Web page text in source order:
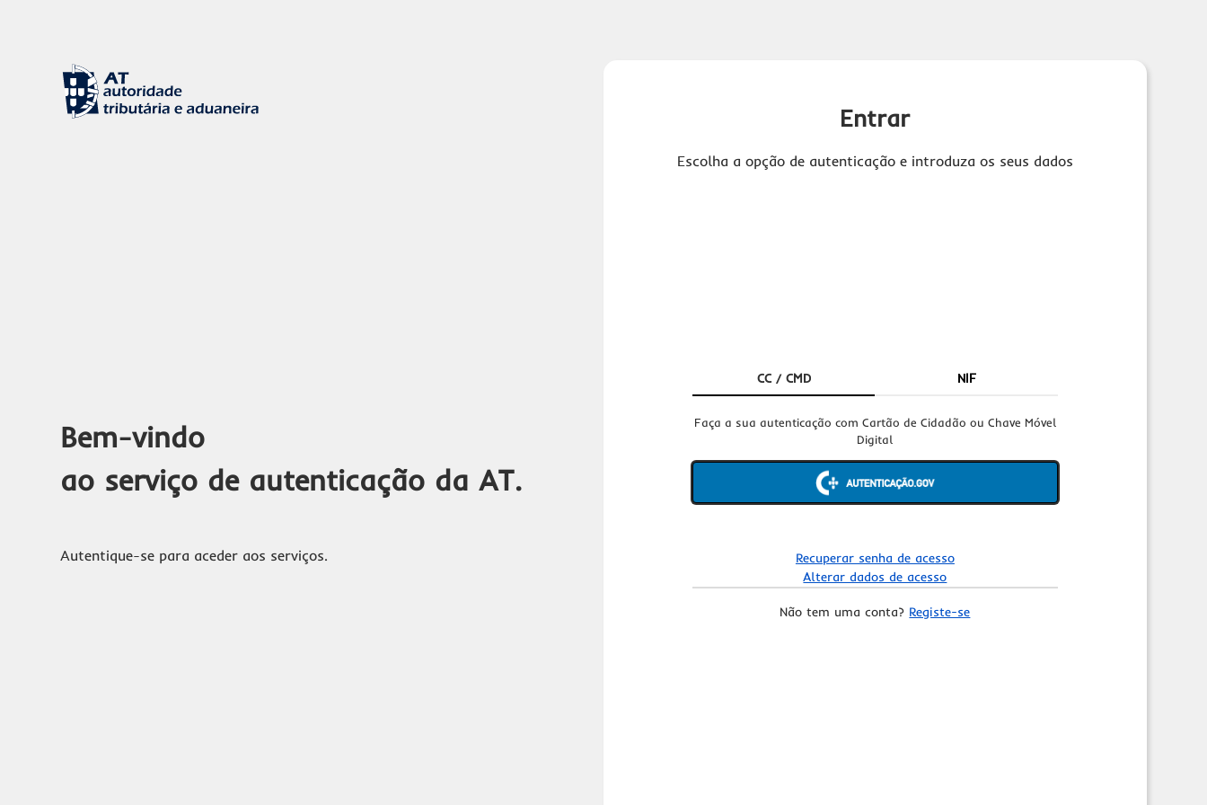
Bem-vindo
ao serviço de autenticação da AT.
Autentique-se para aceder aos serviços.
Entrar
Escolha a opção de autenticação e introduza os seus dados
CC / CMD NIF
Faça a sua autenticação com Cartão de Cidadão ou Chave Móvel
Digital
Recuperar senha de acesso
Alterar dados de acesso
Não tem uma conta? Registe-se